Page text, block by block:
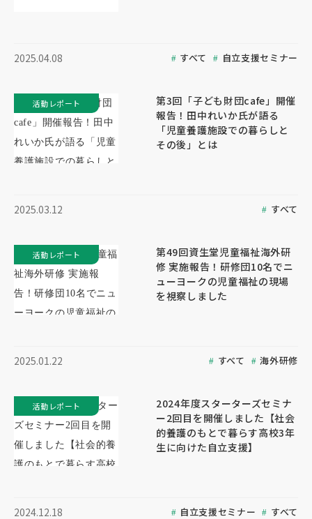
2025.04.08 すべて 自立支援セミナー
第3回「子ども財団cafe」開催
報告！田中れいか氏が語る
「児童養護施設での暮らしと
その後」とは
2025.03.12 すべて
活動レポート
第49回資生堂児童福祉海外研
修 実施報告！研修団10名でニ
ューヨークの児童福祉の現場
を視察しました
2025.01.22 すべて 海外研修
活動レポート
2024年度スターターズセミナ
ー2回目を開催しました【社会
的養護のもとで暮らす高校3年
生に向けた自立支援】
2024.12.18 自立支援セミナー すべて
活動レポート